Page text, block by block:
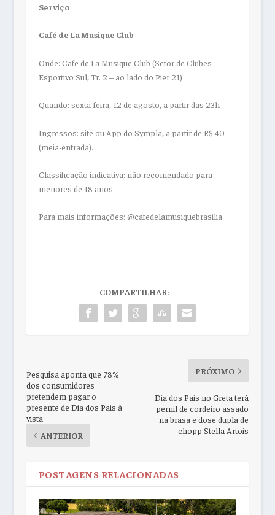
Serviço
Café de La Musique Club
Onde: Cafe de La Musique Club (Setor de Clubes
Esportivo Sul, Tr. 2 – ao lado do Pier 21)
Quando: sexta-feira, 12 de agosto, a partir das 23h
Ingressos: site ou App do Sympla, a partir de R$ 40
(meia-entrada).
Classificação indicativa: não recomendado para
menores de 18 anos
Para mais informações: @cafedelamusiquebrasilia
COMPARTILHAR:
Pesquisa aponta que 78%
dos consumidores
pretendem pagar o
presente de Dia dos Pais à
vista
ANTERIOR
PRÓXIMO
Dia dos Pais no Greta terá
pernil de cordeiro assado
na brasa e dose dupla de
chopp Stella Artois
POSTAGENS RELACIONADAS